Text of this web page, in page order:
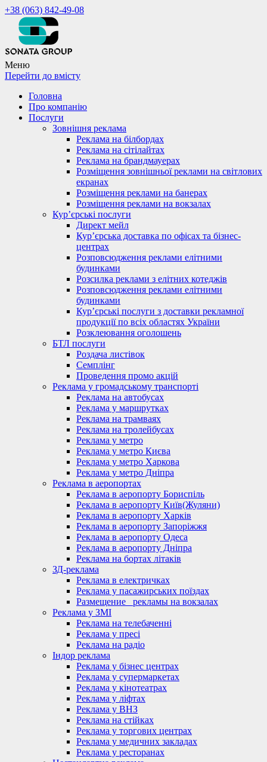
+38 (063) 842-49-08
Меню
Перейти до вмісту
Головна
Про компанію
Послуги
Зовнішня реклама
Реклама на білбордах
Реклама на сітілайтах
Реклама на брандмауерах
Розміщення зовнішньої реклами на світлових
екранах
Розміщення реклами на банерах
Розміщення реклами на вокзалах
Кур’єрські послуги
Директ мейл
Кур’єрська доставка по офісах та бізнес-
центрах
Розповсюдження реклами елітними
будинками
Розсилка реклами з елітних котеджів
Розповсюдження реклами елітними
будинками
Кур’єрські послуги з доставки рекламної
продукції по всіх областях України
Розклеювання оголошень
БТЛ послуги
Роздача листівок
Семплінг
Проведення промо акцій
Реклама у громадському транспорті
Реклама на автобусах
Реклама у маршрутках
Реклама на трамваях
Реклама на тролейбусах
Реклама у метро
Реклама у метро Києва
Реклама у метро Харкова
Реклама у метро Дніпра
Реклама в аеропортах
Реклама в аеропорту Бориспіль
Реклама в аеропорту Київ(Жуляни)
Реклама в аеропорту Харків
Реклама в аеропорту Запоріжжя
Реклама в аеропорту Одеса
Реклама в аеропорту Дніпра
Реклама на бортах літаків
ЗД-реклама
Реклама в електричках
Реклама у пасажирських поїздах
Размещение_ рекламы на вокзалах
Реклама у ЗМІ
Реклама на телебаченні
Реклама у пресі
Реклама на радіо
Індор реклама
Реклама у бізнес центрах
Реклама у супермаркетах
Реклама у кінотеатрах
Реклама у ліфтах
Реклама у ВНЗ
Реклама на стійках
Реклама у торгових центрах
Реклама у медичних закладах
Реклама у ресторанах